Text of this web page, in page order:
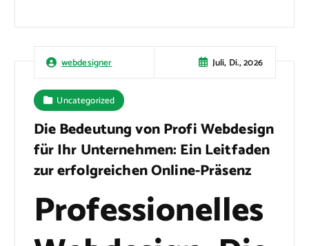
webdesigner Juli, Di., 2026
Uncategorized
Die Bedeutung von Profi Webdesign
für Ihr Unternehmen: Ein Leitfaden
zur erfolgreichen Online-Präsenz
Professionelles